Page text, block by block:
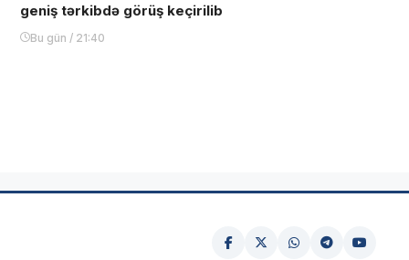
geniş tərkibdə görüş keçirilib
Bu gün / 21:40